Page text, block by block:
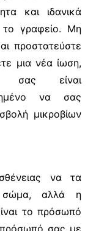
και ιδανικά
το γραφείο. Μη
προστατεύστε
μια νέα ίωση,
σας είναι
να σας
μικροβίων
να τα
αλλά η
το πρόσωπό